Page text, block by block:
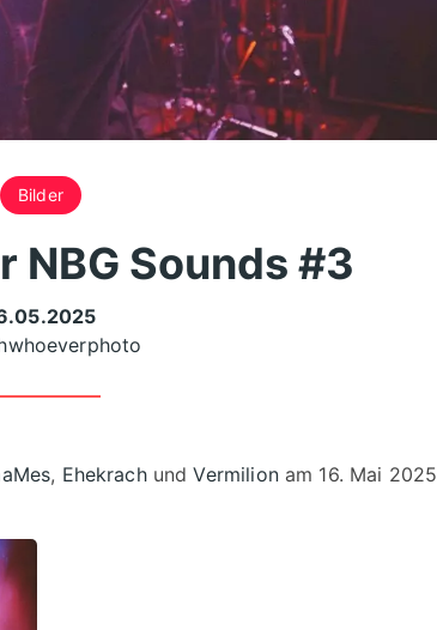
Bilder
Sounds #3
, EhekrachundVermilionam 16. Mai 2025